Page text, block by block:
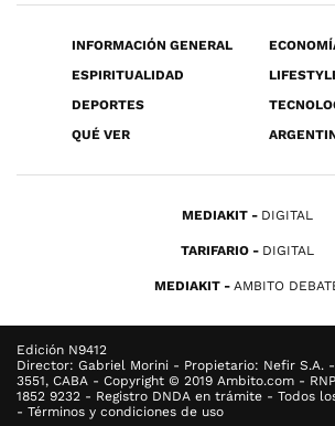
INFORMACIÓN GENERAL
ESPIRITUALIDAD
DEPORTES
QUÉ VER
MEDIAKIT DIGITAL
TARIFARIO DIGITAL
MEDIAKIT AMBITO
Edición N9412
Director: Gabriel Morini - Propietario: Nefir S.A.
3551, CABA - Copyright © 2019 Ambito.com -
1852 9232 - Registro DNDA en trámite - Todos
- Términos y condiciones de uso